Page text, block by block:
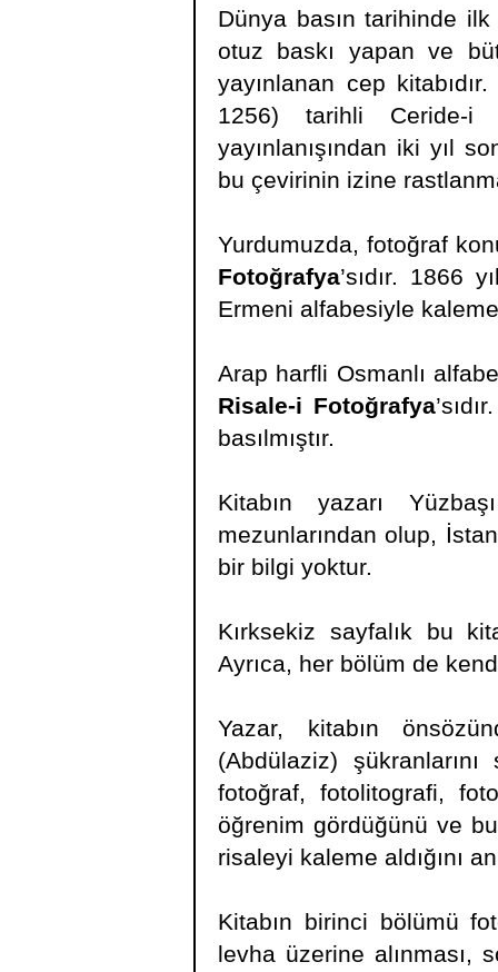
Dünya basın tarihinde ilk
otuz baskı yapan ve
yayınlanan cep
1256) tarihli Ceride-i
yayınlanışından iki yıl
bu çevirinin izine
Yurdumuzda, fotoğraf
Fotoğrafya’sıdır. 1866
Ermeni alfabesiyle kaleme
Arap harfli Osmanlı
Risale-i Fotoğrafya
basılmıştır.
Kitabın yazarı
mezunlarından olup,
bir bilgi yoktur.
Kırksekiz sayfalık bu
Ayrıca, her bölüm de
Yazar, kitabın
(Abdülaziz)
fotoğraf, fotolitografi,
öğrenim gördüğünü ve
risaleyi kaleme aldığını
Kitabın birinci bölümü
levha üzerine alınması,